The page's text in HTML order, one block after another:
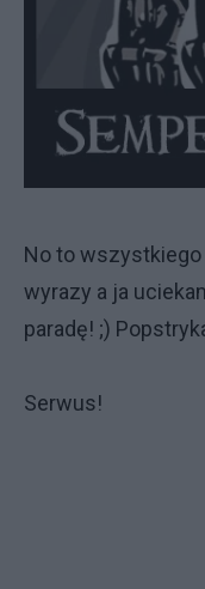
No to
wyrazy a ja
paradę! ;)
Serwus!